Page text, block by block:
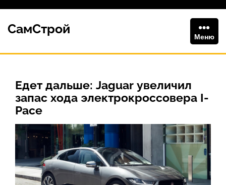
содержимому
СамСтрой
Меню
Едет дальше: Jaguar увеличил
запас хода электрокроссовера I-
Pace